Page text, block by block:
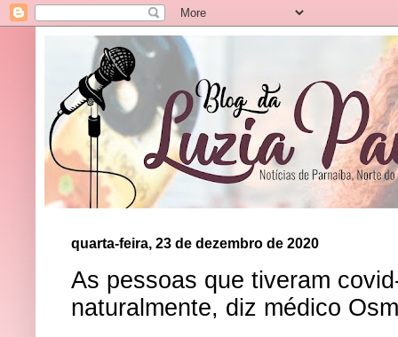
quarta-feira, 23 de dezembro de 2020
As pessoas que tiveram
naturalmente, diz médico